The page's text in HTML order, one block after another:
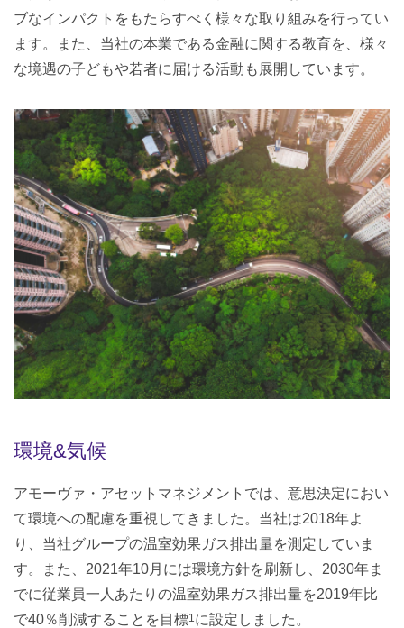
ブなインパクトをもたらすべく様々な取り組みを行ってい
ます。また、当社の本業である金融に関する教育を、様々
な境遇の子どもや若者に届ける活動も展開しています。
環境&気候
アモーヴァ・アセットマネジメントでは、意思決定におい
て環境への配慮を重視してきました。当社は2018年よ
り、当社グループの温室効果ガス排出量を測定していま
す。また、2021年10月には環境方針を刷新し、2030年ま
でに従業員一人あたりの温室効果ガス排出量を2019年比
で40％削減することを目標1 に設定しました。